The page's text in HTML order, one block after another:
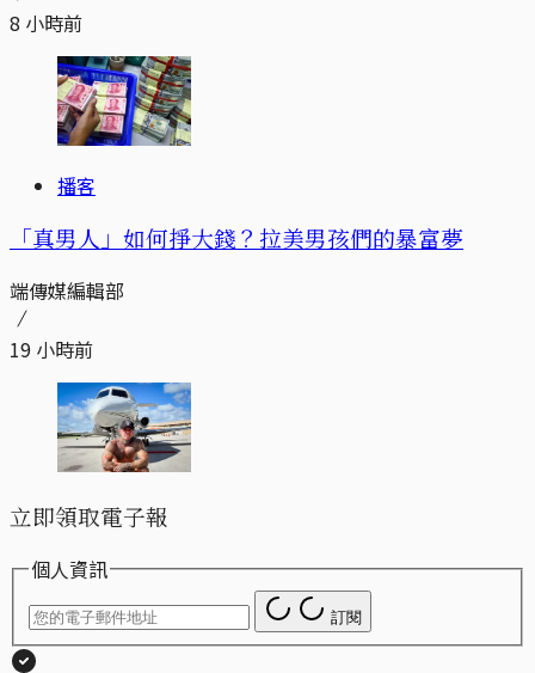
8 小時前
播客
「真男人」如何掙大錢？拉美男孩們的暴富夢
端傳媒編輯部
19 小時前
立即領取電子報
個人資訊
訂閱